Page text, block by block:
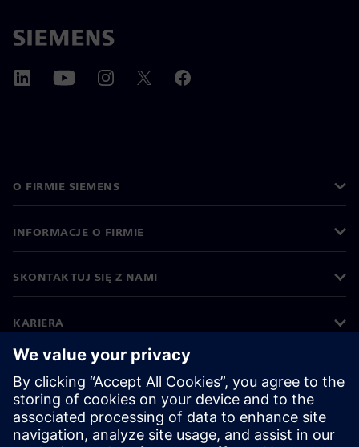
O FIRMIE SIEMENS
INFORMACJE O FIRMIE
SKONTAKTUJ SIĘ Z NAMI
KARIERA
©Siemens 2026
Informacje korporacyjne